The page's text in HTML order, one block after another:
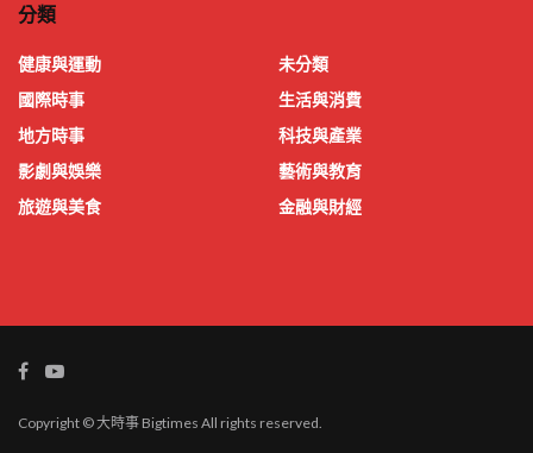
分類
健康與運動
國際時事
地方時事
影劇與娛樂
旅遊與美食
未分類
生活與消費
科技與產業
藝術與教育
金融與財經
Copyright © 大時事 Bigtimes All rights reserved.